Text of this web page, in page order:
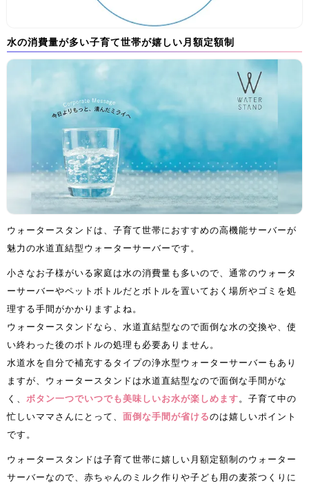
水の消費量が多い子育て世帯が嬉しい月額定額制
ウォータースタンドは、子育て世帯におすすめの高機能サーバーが
魅力の水道直結型ウォーターサーバーです。
小さなお子様がいる家庭は水の消費量も多いので、通常のウォータ
ーサーバーやペットボトルだとボトルを置いておく場所やゴミを処
理する手間がかかりますよね。
ウォータースタンドなら、水道直結型なので面倒な水の交換や、使
い終わった後のボトルの処理も必要ありません。
水道水を自分で補充するタイプの浄水型ウォーターサーバーもあり
ますが、ウォータースタンドは水道直結型なので面倒な手間がな
く、 ボタン一つでいつでも美味しいお水が楽しめます。子育て中の
忙しいママさんにとって、 面倒な手間が省けるのは嬉しいポイント
です。
ウォータースタンドは子育て世帯に嬉しい月額定額制のウォーター
サーバーなので、赤ちゃんのミルク作りや子ども用の麦茶つくりに